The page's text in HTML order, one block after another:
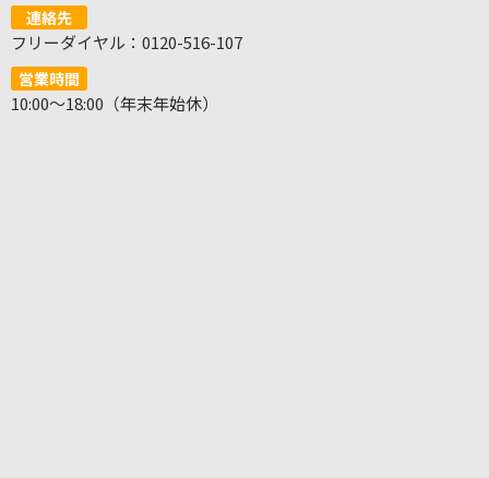
連絡先
フリーダイヤル：0120-516-107
営業時間
10:00～18:00（年末年始休）